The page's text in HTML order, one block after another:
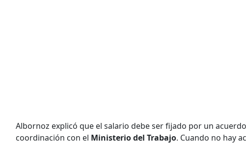
Albornoz explicó que el salario debe ser fijado por un
coordinación con el Ministerio del Trabajo. Cuando no hay